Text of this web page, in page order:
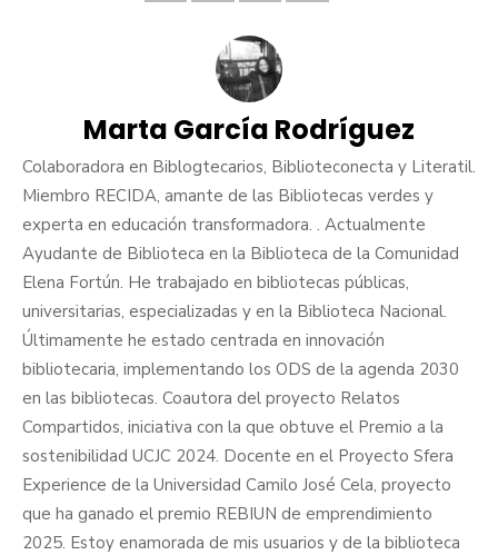
Marta García Rodríguez
Colaboradora en Biblogtecarios, Biblioteconecta y Literatil.
Miembro RECIDA, amante de las Bibliotecas verdes y
experta en educación transformadora. . Actualmente
Ayudante de Biblioteca en la Biblioteca de la Comunidad
Elena Fortún. He trabajado en bibliotecas públicas,
universitarias, especializadas y en la Biblioteca Nacional.
Últimamente he estado centrada en innovación
bibliotecaria, implementando los ODS de la agenda 2030
en las bibliotecas. Coautora del proyecto Relatos
Compartidos, iniciativa con la que obtuve el Premio a la
sostenibilidad UCJC 2024. Docente en el Proyecto Sfera
Experience de la Universidad Camilo José Cela, proyecto
que ha ganado el premio REBIUN de emprendimiento
2025. Estoy enamorada de mis usuarios y de la biblioteca